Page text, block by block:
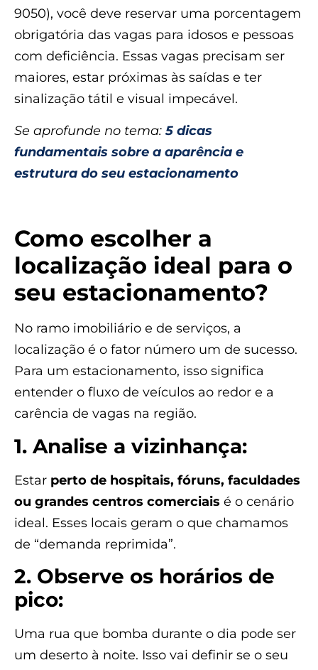
9050), você deve reservar uma porcentagem
obrigatória das vagas para idosos e pessoas
com deficiência. Essas vagas precisam ser
maiores, estar próximas às saídas e ter
sinalização tátil e visual impecável.
Se aprofunde no tema:5 dicas
fundamentais sobre a aparência e
estrutura do seu estacionamento
Como escolher a
localização ideal para o
seu estacionamento?
No ramo imobiliário e de serviços, a
localização é o fator número um de sucesso.
Para um estacionamento, isso significa
entender o fluxo de veículos ao redor e a
carência de vagas na região.
1. Analise a vizinhança:
Estar perto de hospitais, fóruns, faculdades
ou grandes centros comerciais é o cenário
ideal. Esses locais geram o que chamamos
de “demanda reprimida”.
2. Observe os horários de
pico:
Uma rua que bomba durante o dia pode ser
um deserto à noite. Isso vai definir se o seu